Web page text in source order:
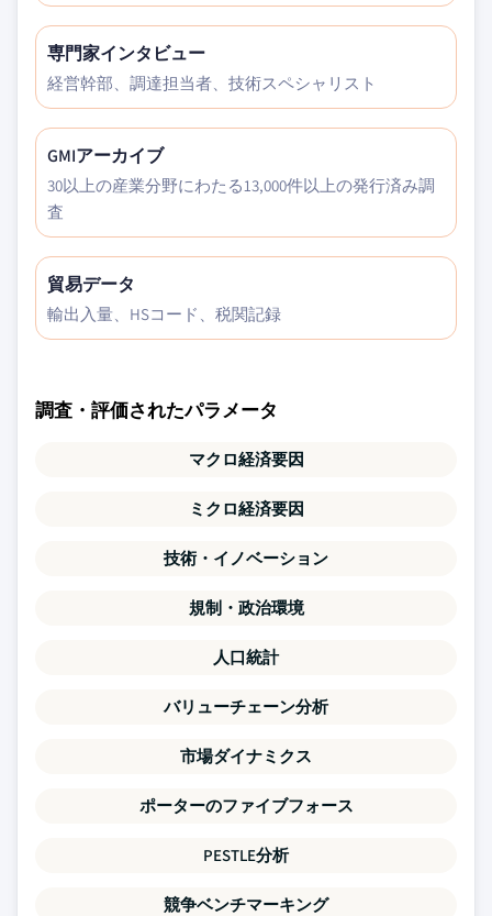
専門家インタビュー
経営幹部、調達担当者、技術スペシャリスト
GMIアーカイブ
30以上の産業分野にわたる13,000件以上の発行済み調
査
貿易データ
輸出入量、HSコード、税関記録
調査・評価されたパラメータ
マクロ経済要因
ミクロ経済要因
技術・イノベーション
規制・政治環境
人口統計
バリューチェーン分析
市場ダイナミクス
ポーターのファイブフォース
PESTLE分析
競争ベンチマーキング